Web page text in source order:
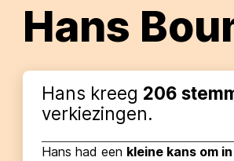
Hans
Hans kreeg 206
verkiezingen.
Hans had een kleine kans om